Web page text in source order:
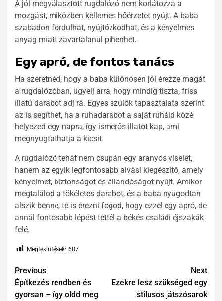
A jól megválasztott rugdalózó nem korlátozza a
mozgást, miközben kellemes hőérzetet nyújt. A baba
szabadon fordulhat, nyújtózkodhat, és a kényelmes
anyag miatt zavartalanul pihenhet.
Egy apró, de fontos tanács
Ha szeretnéd, hogy a baba különösen jól érezze magát
a rugdalózóban, ügyelj arra, hogy mindig tiszta, friss
illatú darabot adj rá. Egyes szülők tapasztalata szerint
az is segíthet, ha a ruhadarabot a saját ruháid közé
helyezed egy napra, így ismerős illatot kap, ami
megnyugtathatja a kicsit.
A rugdalózó tehát nem csupán egy aranyos viselet,
hanem az egyik legfontosabb alvási kiegészítő, amely
kényelmet, biztonságot és állandóságot nyújt. Amikor
megtalálod a tökéletes darabot, és a baba nyugodtan
alszik benne, te is érezni fogod, hogy ezzel egy apró, de
annál fontosabb lépést tettél a békés családi éjszakák
felé.
Megtekintések: 687
Previous
Építkezés rendben és
gyorsan – így oldd meg
Next
Ezekre lesz szükséged egy
stílusos játszósarok